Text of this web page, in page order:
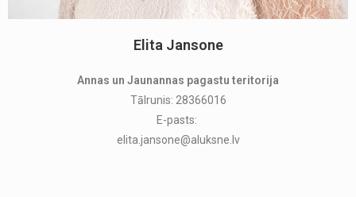
Elita Jansone
Annas un Jaunannas pagastu teritorija
Tālrunis: 28366016
E-pasts:
elita.jansone@aluksne.lv